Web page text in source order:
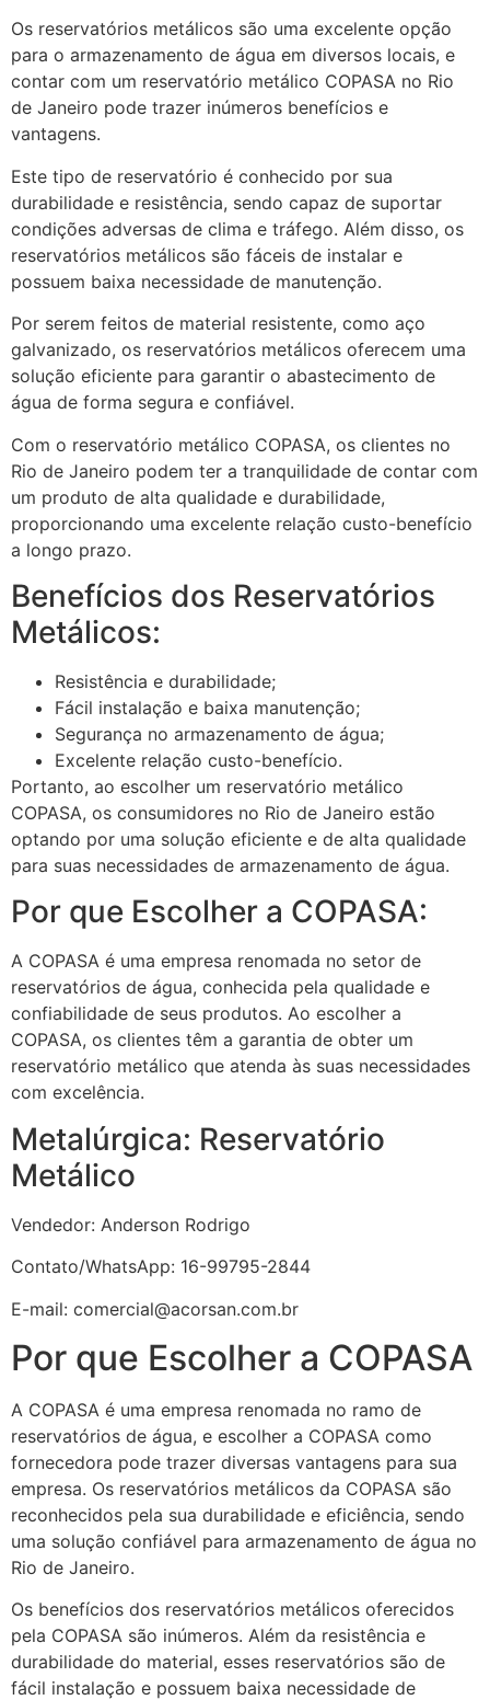
Os reservatórios metálicos são uma excelente opção
para o armazenamento de água em diversos locais, e
contar com um reservatório metálico COPASA no Rio
de Janeiro pode trazer inúmeros benefícios e
vantagens.
Este tipo de reservatório é conhecido por sua
durabilidade e resistência, sendo capaz de suportar
condições adversas de clima e tráfego. Além disso, os
reservatórios metálicos são fáceis de instalar e
possuem baixa necessidade de manutenção.
Por serem feitos de material resistente, como aço
galvanizado, os reservatórios metálicos oferecem uma
solução eficiente para garantir o abastecimento de
água de forma segura e confiável.
Com o reservatório metálico COPASA, os clientes no
Rio de Janeiro podem ter a tranquilidade de contar com
um produto de alta qualidade e durabilidade,
proporcionando uma excelente relação custo-benefício
a longo prazo.
Benefícios dos Reservatórios
Metálicos:
Resistência e durabilidade;
Fácil instalação e baixa manutenção;
Segurança no armazenamento de água;
Excelente relação custo-benefício.
Portanto, ao escolher um reservatório metálico
COPASA, os consumidores no Rio de Janeiro estão
optando por uma solução eficiente e de alta qualidade
para suas necessidades de armazenamento de água.
Por que Escolher a COPASA:
A COPASA é uma empresa renomada no setor de
reservatórios de água, conhecida pela qualidade e
confiabilidade de seus produtos. Ao escolher a
COPASA, os clientes têm a garantia de obter um
reservatório metálico que atenda às suas necessidades
com excelência.
Metalúrgica: Reservatório
Metálico
Vendedor: Anderson Rodrigo
Contato/WhatsApp: 16-99795-2844
E-mail: comercial@acorsan.com.br
Por que Escolher a COPASA
A COPASA é uma empresa renomada no ramo de
reservatórios de água, e escolher a COPASA como
fornecedora pode trazer diversas vantagens para sua
empresa. Os reservatórios metálicos da COPASA são
reconhecidos pela sua durabilidade e eficiência, sendo
uma solução confiável para armazenamento de água no
Rio de Janeiro.
Os benefícios dos reservatórios metálicos oferecidos
pela COPASA são inúmeros. Além da resistência e
durabilidade do material, esses reservatórios são de
fácil instalação e possuem baixa necessidade de